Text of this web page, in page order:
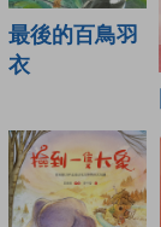
最後的百鳥羽
衣